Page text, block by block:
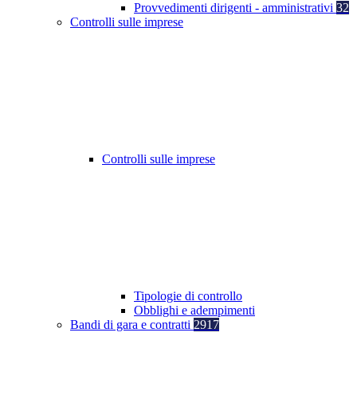
Provvedimenti dirigenti - amministrativi 32
Controlli sulle imprese
Controlli sulle imprese
Tipologie di controllo
Obblighi e adempimenti
Bandi di gara e contratti 2917